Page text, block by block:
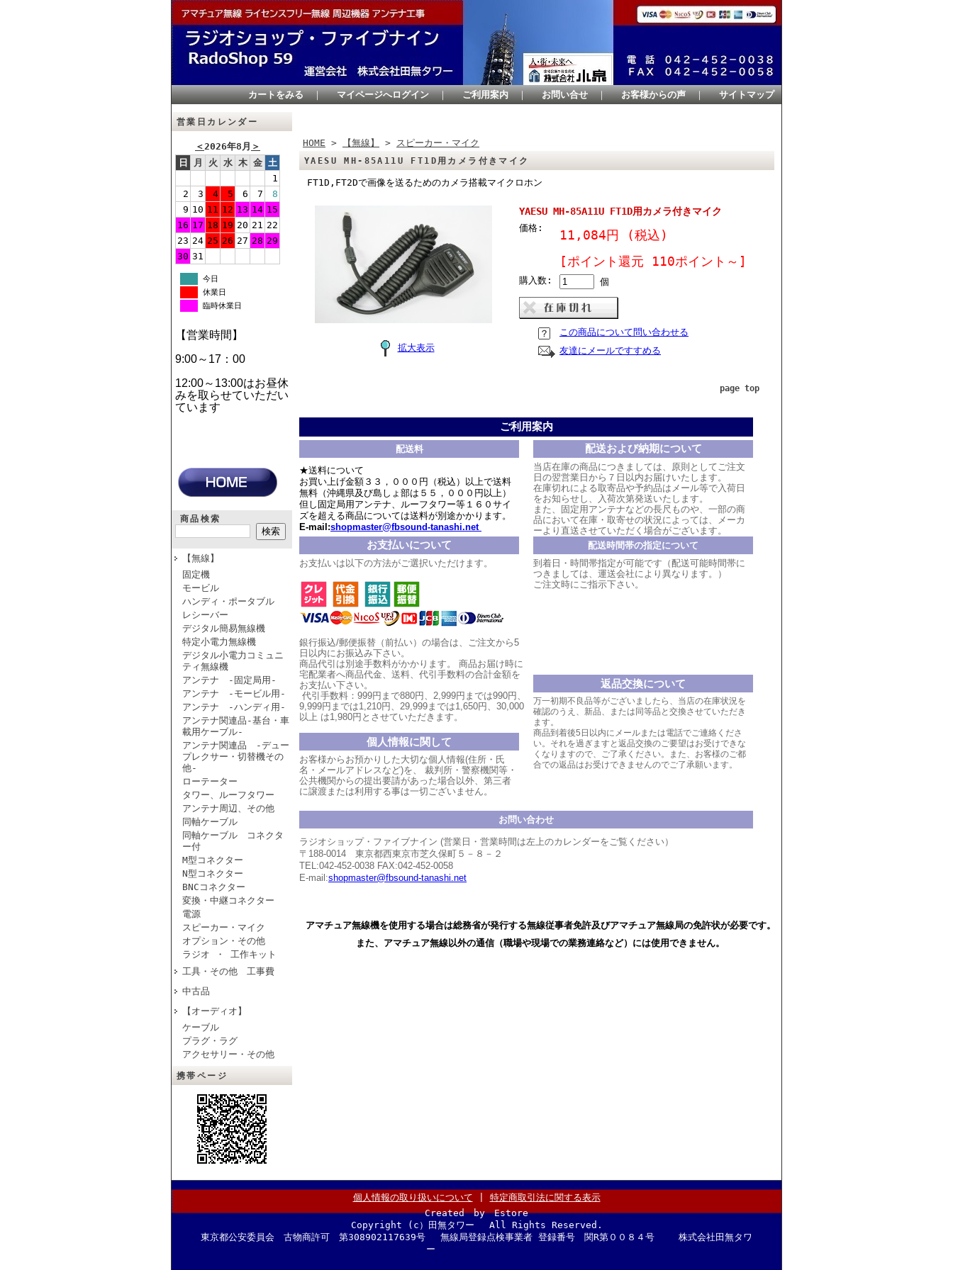
カートをみる ｜ マイページへログイン ｜ ご利用案内 ｜ お問い合せ ｜ お客様からの声 ｜ サイトマップ
営業日カレンダー
＜2026年8月 ＞
日
月 火 水 木 金 土
1
2
3 4 5 6 7
8
9 10 11 12 13 14 15
16 17 18 19 20 21 22
23 24 25 26 27 28 29
30 31
今日
休業日
臨時休業日
【営業時間】
9:00～17：00
12:00～13:00はお昼休
みを取らせていただい
ています
商品検索
【無線】
固定機
モービル
ハンディ・ポータブル
レシーバー
デジタル簡易無線機
特定小電力無線機
デジタル小電力コミュニ
ティ無線機
アンテナ -固定局用-
アンテナ -モービル用-
アンテナ -ハンディ用-
アンテナ関連品-基台・車
載用ケーブル-
アンテナ関連品 -デュー
プレクサー・切替機その
他-
ローテーター
タワー、ルーフタワー
アンテナ周辺、その他
同軸ケーブル
同軸ケーブル コネクタ
ー付
M型コネクター
N型コネクター
BNCコネクター
変換・中継コネクター
電源
スピーカー・マイク
オプション・その他
ラジオ ・ 工作キット
工具・その他 工事費
中古品
【オーディオ】
ケーブル
プラグ・ラグ
アクセサリー・その他
携帯ページ
HOME > 【無線】 > スピーカー・マイク
YAESU MH-85A11U FT1D用カメラ付きマイク
FT1D,FT2Dで画像を送るためのカメラ搭載マイクロホン
拡大表示
YAESU MH-85A11U FT1D用カメラ付きマイク
価格: 11,084円
(税込)
[ポイント還元 110ポイント～]
購入数: 個
この商品について問い合わせる
友達にメールですすめる
page top
ご利用案内
配送料
★送料について
お買い上げ金額３３，０００円（税込）以上で送料
無料（沖縄県及び島しょ部は５５，０００円以上）
但し固定局用アンテナ、ルーフタワー等１６０サイ
ズを超える商品については送料が別途かかります。
E-mail:shopmaster@fbsound-tanashi.net
配送および納期について
当店在庫の商品につきましては、原則としてご注文
日の翌営業日から７日以内お届けいたします。
在庫切れによる取寄品や予約品はメール等で入荷日
をお知らせし、入荷次第発送いたします。
また、固定用アンテナなどの長尺ものや、一部の商
品において在庫・取寄せの状況によっては、メーカ
ーより直送させていただく場合がございます。
お支払いについて
お支払いは以下の方法がご選択いただけます。
銀行振込/郵便振替（前払い）の場合は、ご注文から5
日以内にお振込み下さい。
商品代引は別途手数料がかかります。
商品お届け時に
宅配業者へ商品代金、送料、代引手数料の合計金額を
お支払い下さい。
代引手数料：999円まで880円、 2,999円ま では990円、
9,999円までは1,210円、 29,999までは1,650円、30,000
以上 は1,980円とさせていただきます。
個人情報に関して
お客様からお預かりした大切な個人情報(住所・氏
名・メールアドレスなど)を、 裁判所・警察機関等・
公共機関からの提出要請があった場合以外、第三者
に譲渡または利用する事は一切ございません。
配送時間帯の指定について
到着日・時間帯指定が可能です（配送可能時間帯に
つきましては、運送会社により異なります。）
ご注文時にご指示下さい。
返品交換について
万一初期不良品等がございましたら、当店の在庫状況を
確認のうえ、新品、または同等品と交換させていただき
ます。
商品到着後5日以内にメールまたは電話でご連絡くださ
い。それを過ぎますと返品交換のご要望はお受けできな
くなりますので、ご了承ください。また、お客様のご都
合での返品はお受けできませんのでご了承願います。
お問い合わせ
ラジオショップ・ファイブナイン (営業日・営業時間は左上のカレンダーをご覧ください）
〒188-0014 東京都西東京市芝久保町５－８－２
TEL:042-452-0038 FAX:042-452-0058
E-mail:shopmaster@fbsound-tanashi.net
アマチュア無線機を使用する場合は総務省が発行する無線従事者免許及びアマチュア無線局の免許状が必要です。
また、アマチュア無線以外の通信（職場や現場での業務連絡など）には使用できません。
個人情報の取り扱いについて
特定商取引法に関する表示
Created by Estore
Copyright (c）田無タワー All Rights Reserved.
東京都公安委員会 古物商許可 第308902117639号 無線局登録点検事業者 登録番号 関R第００８４号 株式会社田無タワ
ー